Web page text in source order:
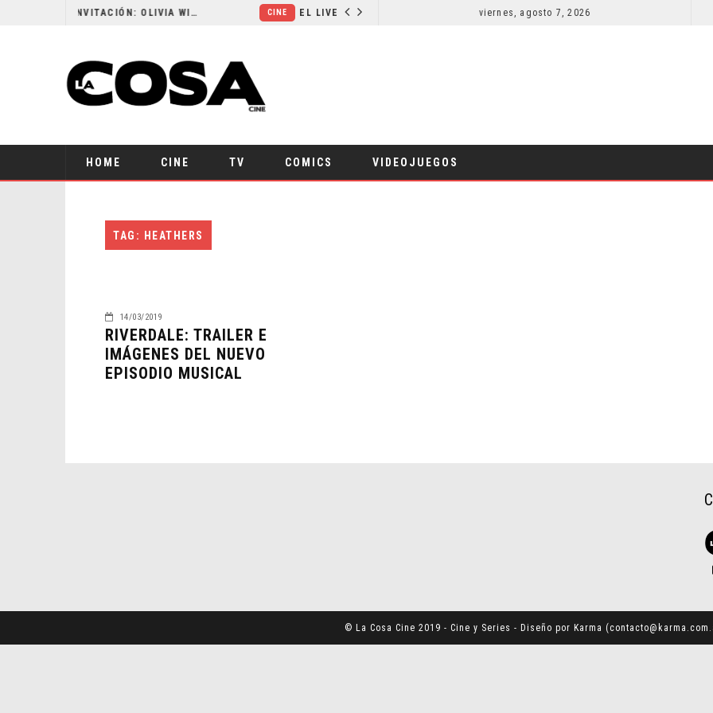
RESEÑA LA INVITACIÓN: OLIVIA WILDE REFLEXIONA SOBRE LA VIDA CONYUGAL CINE
viernes, agosto 7, 2026
HOME CINE TV COMICS VIDEOJUEGOS
TAG: HEATHERS
14/03/2019
RIVERDALE: TRAILER E
IMÁGENES DEL NUEVO
EPISODIO MUSICAL
© La Cosa Cine 2019 - Cine y Series - Diseño por Karma (